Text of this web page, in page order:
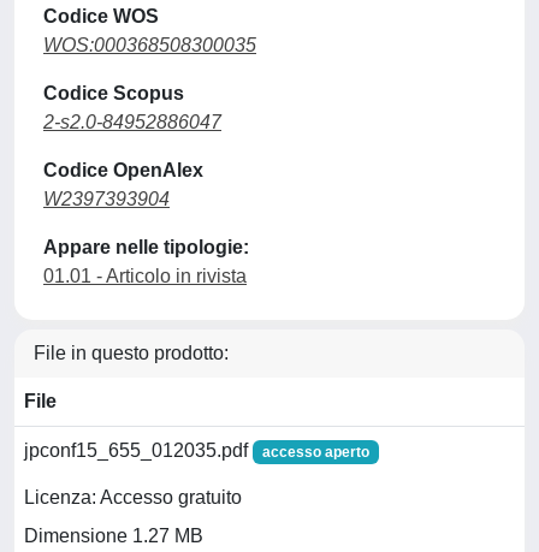
Codice WOS
WOS:000368508300035
Codice Scopus
2-s2.0-84952886047
Codice OpenAlex
W2397393904
Appare nelle tipologie:
01.01 - Articolo in rivista
File in questo prodotto:
File
jpconf15_655_012035.pdf accesso aperto
Licenza: Accesso gratuito
Dimensione 1.27 MB